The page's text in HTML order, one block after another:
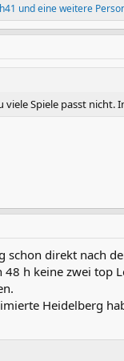
und eine weitere
viele Spiele passt
schon direkt nach
h keine zwei top
Heidelberg